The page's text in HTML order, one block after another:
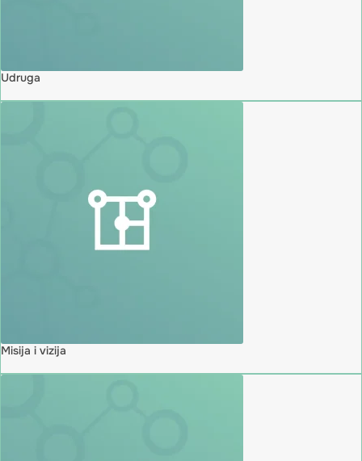
Udruga
Misija i vizija